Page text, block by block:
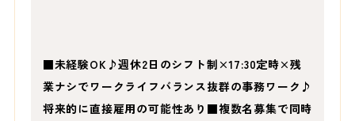
■未経験OK♪週休2日のシフト制×17:30定時×残
業ナシでワークライフバランス抜群の事務ワーク♪
将来的に直接雇用の可能性あり■複数名募集で同時